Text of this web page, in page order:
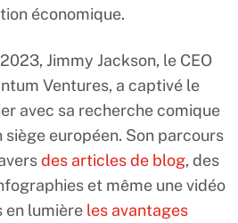
économique.
Jimmy Jackson, le CEO
Ventures, a captivé le
avec sa recherche comique
siège européen. Son parcours
des articles de blog, des
et même une vidéo
en lumière les avantages